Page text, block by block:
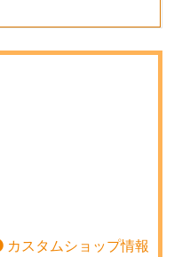
カスタムショップ情報